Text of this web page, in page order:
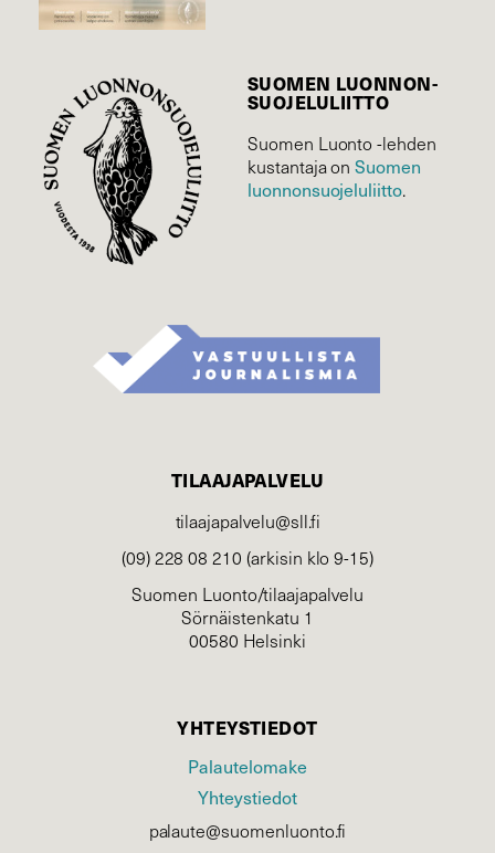
SUOMEN LUONNON­
SUOJELU­LIITTO
Suomen Luonto -lehden
kustantaja onSuomen
luonnonsuojelu­liitto.
TILAAJAPALVELU
tilaajapalvelu@sll.fi
(09) 228 08 210 (arkisin klo 9-15)
Suomen Luonto/tilaajapalvelu
Sörnäistenkatu 1
00580 Helsinki
YHTEYSTIEDOT
Palautelomake
Yhteystiedot
palaute@suomenluonto.fi